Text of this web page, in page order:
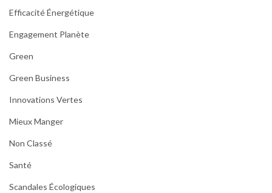
Efficacité Énergétique
Engagement Planète
Green
Green Business
Innovations Vertes
Mieux Manger
Non Classé
Santé
Scandales Écologiques